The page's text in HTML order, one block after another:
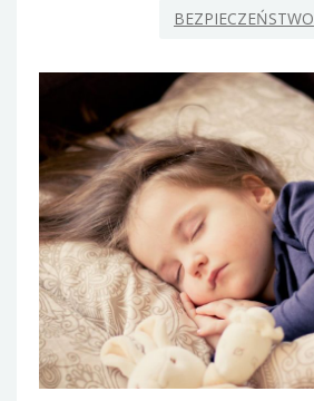
BEZPIECZEŃSTWO